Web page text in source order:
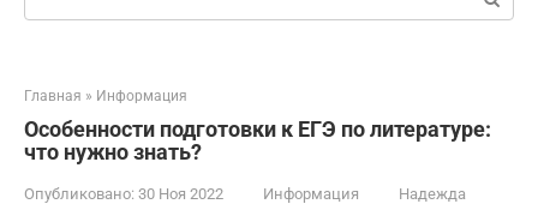
Главная » Информация
Особенности подготовки к ЕГЭ по литературе:
что нужно знать?
Опубликовано: 30 Ноя 2022 Информация
Надежда